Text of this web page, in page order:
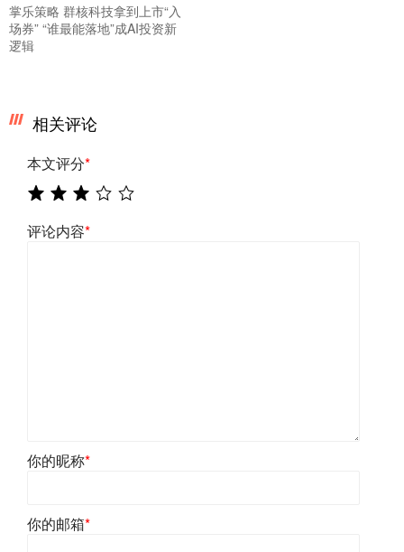
掌乐策略 群核科技拿到上市“入
场券” “谁最能落地”成AI投资新
逻辑
相关评论
本文评分*
评论内容*
你的昵称*
你的邮箱*